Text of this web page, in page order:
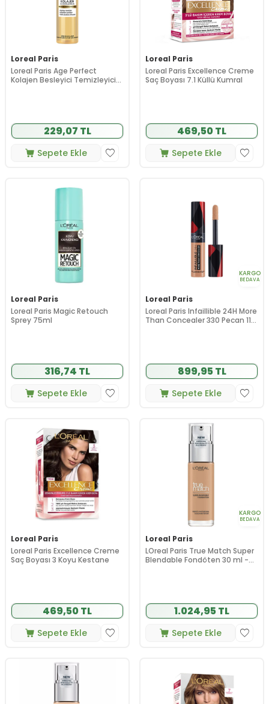
Loreal Paris
Loreal Paris Age Perfect
Kolajen Besleyici Temizleyici
229,07 TL
Sepete Ekle
Loreal Paris
Loreal Paris Excellence Creme
Saç Boyası 7.1 Küllü Kumral
469,50 TL
Sepete Ekle
Loreal Paris
Loreal Paris Magic Retouch
Sprey 75ml
316,74 TL
Sepete Ekle
KARGO
BEDAVA
Loreal Paris
Loreal Paris Infaillible 24H More
Than Concealer 330 Pecan 11
899,95 TL
Sepete Ekle
Loreal Paris
Loreal Paris Excellence Creme
Saç Boyası 3 Koyu Kestane
469,50 TL
Sepete Ekle
KARGO
BEDAVA
Loreal Paris
LOreal Paris True Match Super
Blendable Fondöten 30 ml -
1.024,95 TL
Sepete Ekle